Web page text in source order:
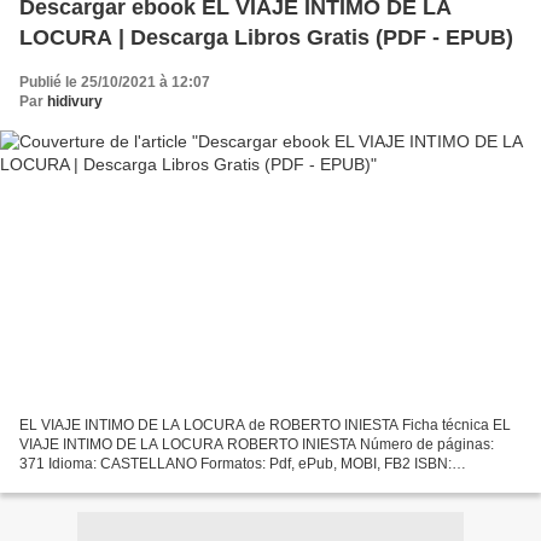
Descargar ebook EL VIAJE INTIMO DE LA
LOCURA | Descarga Libros Gratis (PDF - EPUB)
Publié le 25/10/2021 à 12:07
Par hidivury
EL VIAJE INTIMO DE LA LOCURA de ROBERTO INIESTA Ficha técnica EL
VIAJE INTIMO DE LA LOCURA ROBERTO INIESTA Número de páginas:
371 Idioma: CASTELLANO Formatos: Pdf, ePub, MOBI, FB2 ISBN:
Descargar...